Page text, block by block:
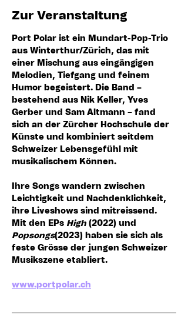
Zur Veranstaltung
Port Polar ist ein Mundart-Pop-Trio
aus Winterthur/Zürich, das mit
einer Mischung aus eingängigen
Melodien, Tiefgang und feinem
Humor begeistert. Die Band –
bestehend aus Nik Keller, Yves
Gerber und Sam Altmann – fand
sich an der Zürcher Hochschule der
Künste und kombiniert seitdem
Schweizer Lebensgefühl mit
musikalischem Können.
Ihre Songs wandern zwischen
Leichtigkeit und Nachdenklichkeit,
ihre Liveshows sind mitreissend.
Mit den EPs High (2022) und
Popsongs(2023) haben sie sich als
feste Grösse der jungen Schweizer
Musikszene etabliert.
www.portpolar.ch